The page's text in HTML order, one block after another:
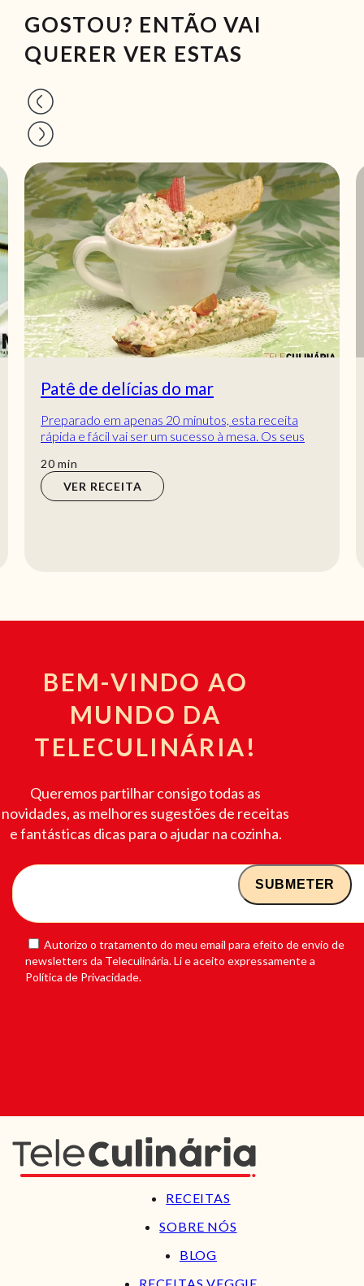
GOSTOU? ENTÃO VAI
QUERER VER ESTAS
Patê de delícias do mar
Preparado em apenas 20 minutos, esta receita
rápida e fácil vai ser um sucesso à mesa. Os seus
20min
min
VER RECEITA
BEM-VINDO AO
MUNDO DA
TELECULINÁRIA!
Queremos partilhar consigo todas as
novidades, as melhores sugestões de receitas
e fantásticas dicas para o ajudar na cozinha.
Autorizo o tratamento do meu email para efeito de envio de
newsletters da Teleculinária. Li e aceito expressamente a
Política de Privacidade.
RECEITAS
SOBRE NÓS
BLOG